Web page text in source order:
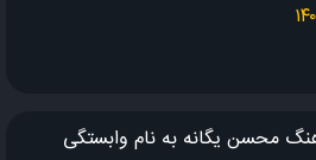
محسن یگانه به نام وابستگی